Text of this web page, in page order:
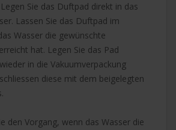
Sie das Duftpad direkt in das
Lassen Sie das Duftpad im
Wasser die gewünschte
hat. Legen Sie das Pad
in die Vakuumverpackung
diese mit dem beigelegten
den Vorgang, wenn das Wasser die